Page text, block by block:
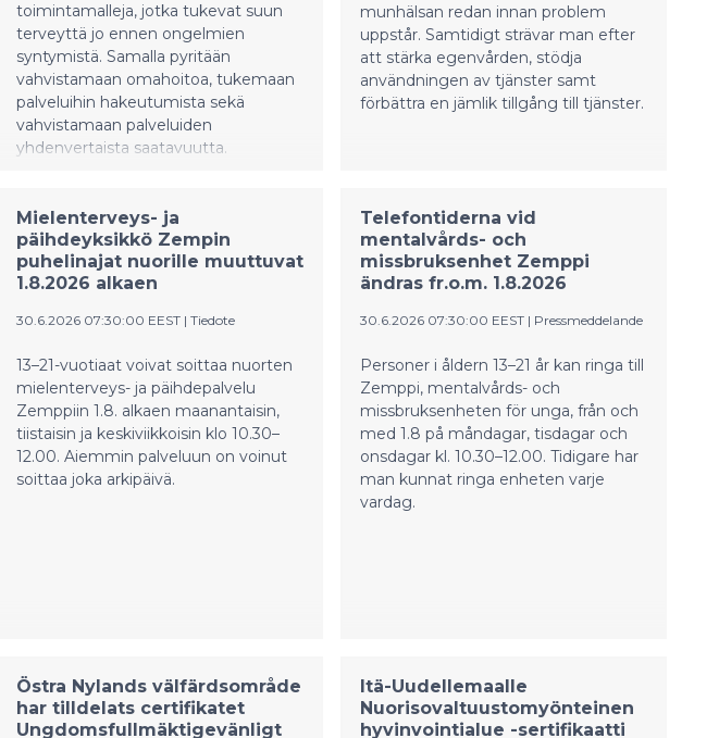
toimintamalleja, jotka tukevat suun
terveyttä jo ennen ongelmien
syntymistä. Samalla pyritään
vahvistamaan omahoitoa, tukemaan
palveluihin hakeutumista sekä
vahvistamaan palveluiden
yhdenvertaista saatavuutta.
munhälsan redan innan problem
uppstår. Samtidigt strävar man efter
att stärka egenvården, stödja
användningen av tjänster samt
förbättra en jämlik tillgång till tjänster.
Mielenterveys- ja
päihdeyksikkö Zempin
puhelinajat nuorille muuttuvat
1.8.2026 alkaen
30.6.2026 07:30:00 EEST | Tiedote
13–21-vuotiaat voivat soittaa nuorten
mielenterveys- ja päihdepalvelu
Zemppiin 1.8. alkaen maanantaisin,
tiistaisin ja keskiviikkoisin klo 10.30–
12.00. Aiemmin palveluun on voinut
soittaa joka arkipäivä.
Telefontiderna vid
mentalvårds- och
missbruksenhet Zemppi
ändras fr.o.m. 1.8.2026
30.6.2026 07:30:00 EEST | Pressmeddelande
Personer i åldern 13–21 år kan ringa till
Zemppi, mentalvårds- och
missbruksenheten för unga, från och
med 1.8 på måndagar, tisdagar och
onsdagar kl. 10.30–12.00. Tidigare har
man kunnat ringa enheten varje
vardag.
Östra Nylands välfärdsområde
har tilldelats certifikatet
Ungdomsfullmäktigevänligt
Itä-Uudellemaalle
Nuorisovaltuustomyönteinen
hyvinvointialue -sertifikaatti